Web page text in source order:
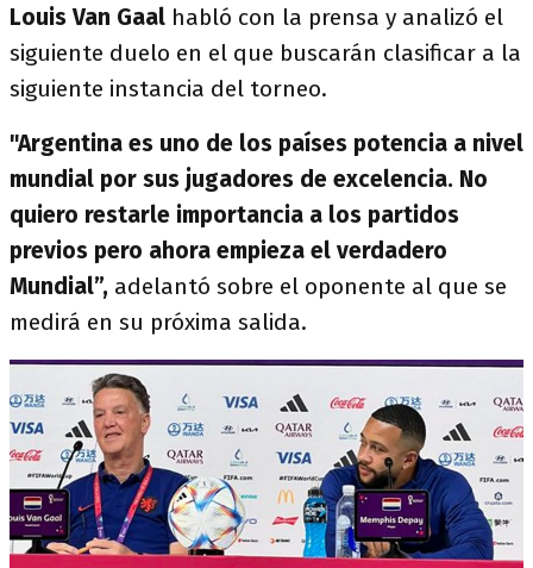
Louis Van Gaal habló con la prensa y analizó el
siguiente duelo en el que buscarán clasificar a la
siguiente instancia del torneo.
"Argentina es uno de los países potencia a nivel
mundial por sus jugadores de excelencia. No
quiero restarle importancia a los partidos
previos pero ahora empieza el verdadero
Mundial”, adelantó sobre el oponente al que se
medirá en su próxima salida.